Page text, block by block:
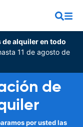
de alquiler en todo
11 de agosto de
de
por usted las